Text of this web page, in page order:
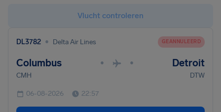
Vlucht controleren
DL3782 • Delta Air Lines GEANNULEERD
Columbus • • Detroit
CMH DTW
06-08-2026 22:57